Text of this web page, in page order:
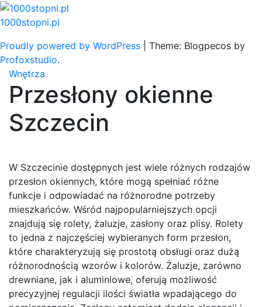
Skip
to
1000stopni.pl
Proudly powered by WordPress
Theme: Blogpecos by
Profoxstudio.
Wnętrza
Przesłony okienne
Szczecin
W Szczecinie dostępnych jest wiele różnych rodzajów
przesłon okiennych, które mogą spełniać różne
funkcje i odpowiadać na różnorodne potrzeby
mieszkańców. Wśród najpopularniejszych opcji
znajdują się rolety, żaluzje, zasłony oraz plisy. Rolety
to jedna z najczęściej wybieranych form przesłon,
które charakteryzują się prostotą obsługi oraz dużą
różnorodnością wzorów i kolorów. Żaluzje, zarówno
drewniane, jak i aluminiowe, oferują możliwość
precyzyjnej regulacji ilości światła wpadającego do